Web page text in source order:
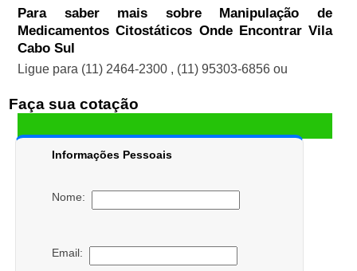
Para saber mais sobre Manipulação de
Medicamentos Citostáticos Onde Encontrar Vila
Cabo Sul
Ligue para (11) 2464-2300 , (11) 95303-6856 ou
Faça sua cotação
Informações Pessoais
Nome:
Email: